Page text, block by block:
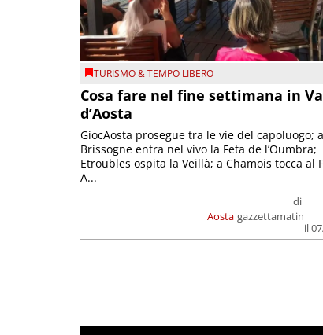
TURISMO & TEMPO LIBERO
Cosa fare nel fine settimana in
d’Aosta
Aosta
di
gazzettamatin
il
GiocAosta prosegue tra le vie del capoluogo; a
Brissogne entra nel vivo la Feta de l’Oumbra;
Etroubles ospita la Veillà; a Chamois tocca al
A...